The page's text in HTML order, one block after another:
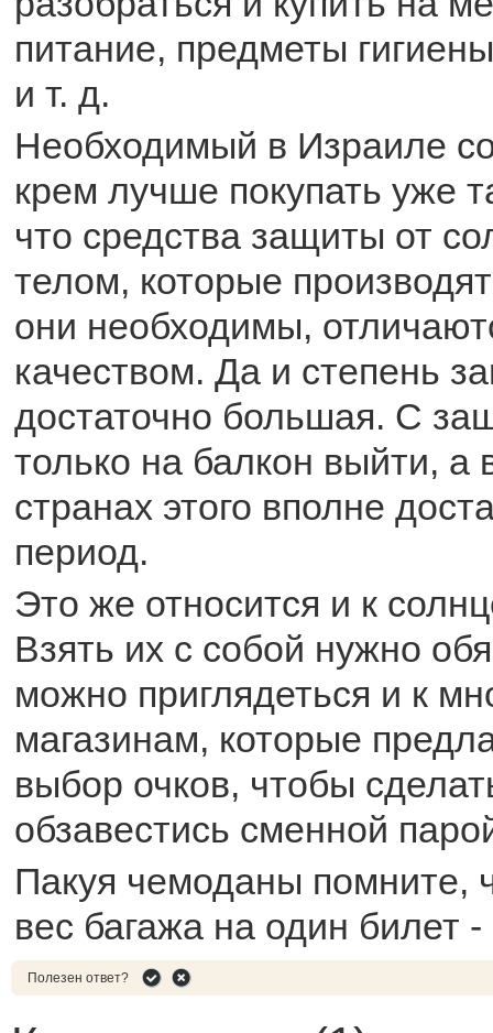
питание, предметы
и т. д.
Необходимый в Израиле
крем лучше покупать уже
что средства защиты от
телом, которые
они необходимы,
качеством. Да и степень
достаточно большая. С
только на балкон выйти, а
странах этого вполне
период.
Это же относится и к
Взять их с собой нужно
можно приглядеться и к
магазинам, которые
выбор очков, чтобы
обзавестись сменной
Пакуя чемоданы помните,
вес багажа на один билет -
Полезен ответ?